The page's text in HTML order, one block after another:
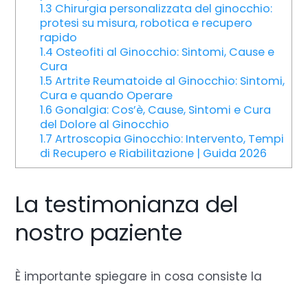
1.3 Chirurgia personalizzata del ginocchio:
protesi su misura, robotica e recupero
rapido
1.4 Osteofiti al Ginocchio: Sintomi, Cause e
Cura
1.5 Artrite Reumatoide al Ginocchio: Sintomi,
Cura e quando Operare
1.6 Gonalgia: Cos’è, Cause, Sintomi e Cura
del Dolore al Ginocchio
1.7 Artroscopia Ginocchio: Intervento, Tempi
di Recupero e Riabilitazione | Guida 2026
La testimonianza del
nostro paziente
È importante spiegare in cosa consiste la